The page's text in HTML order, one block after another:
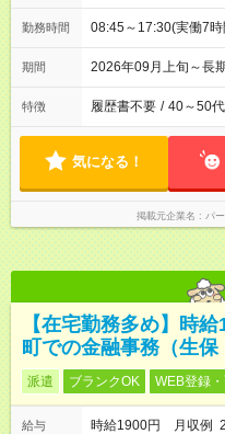
勤務時間 08:45～17:30(実働7
期間 2026年09月上旬～長
特徴 履歴書不要 / 40～50
気になる！
掲載元企業名 パ
【在宅勤務多め】時
町での金融事務（生保
派遣 ブランクOK WEB登録
給与
時給1900円 月収例